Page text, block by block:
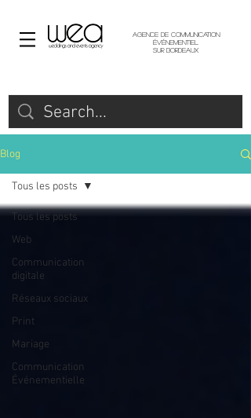
Agence de communication
événementiel
sur Bordeaux
Blog
Tous les posts
Web
Communication
digitale
Réseaux sociaux
Print
Mariage
Communication
Événementielle
Tous les posts